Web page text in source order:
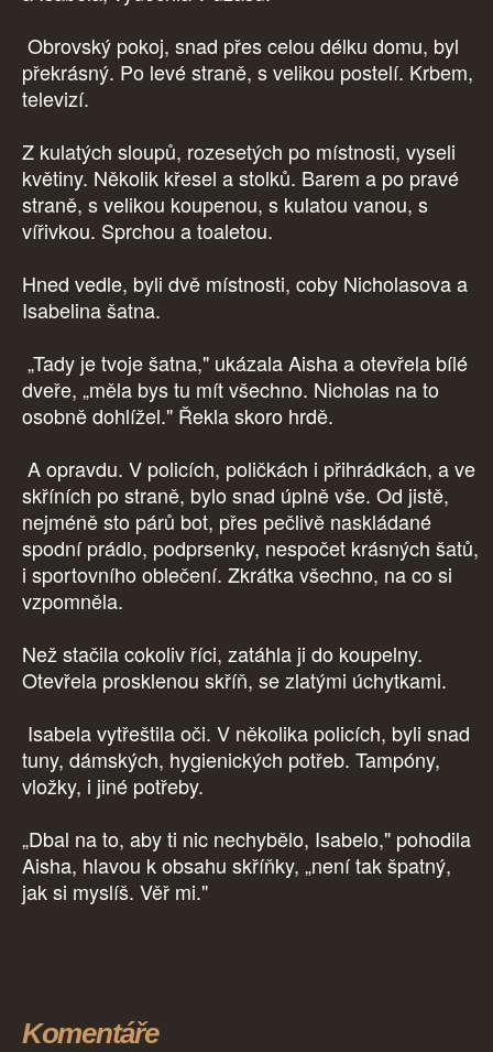
Obrovský pokoj, snad přes celou délku domu, byl
překrásný. Po levé straně, s velikou postelí. Krbem,
televizí.
Z kulatých sloupů, rozesetých po místnosti, vyseli
květiny. Několik křesel a stolků. Barem a po pravé
straně, s velikou koupenou, s kulatou vanou, s
vířivkou. Sprchou a toaletou.
Hned vedle, byli dvě místnosti, coby Nicholasova a
Isabelina šatna.
„Tady je tvoje šatna," ukázala Aisha a otevřela bílé
dveře, „měla bys tu mít všechno. Nicholas na to
osobně dohlížel." Řekla skoro hrdě.
A opravdu. V policích, poličkách i přihrádkách, a ve
skříních po straně, bylo snad úplně vše. Od jistě,
nejméně sto párů bot, přes pečlivě naskládané
spodní prádlo, podprsenky, nespočet krásných šatů,
i sportovního oblečení. Zkrátka všechno, na co si
vzpomněla.
Než stačila cokoliv říci, zatáhla ji do koupelny.
Otevřela prosklenou skříň, se zlatými úchytkami.
Isabela vytřeštila oči. V několika policích, byli snad
tuny, dámských, hygienických potřeb. Tampóny,
vložky, i jiné potřeby.
„Dbal na to, aby ti nic nechybělo, Isabelo," pohodila
Aisha, hlavou k obsahu skříňky, „není tak špatný,
jak si myslíš. Věř mi."
Komentáře